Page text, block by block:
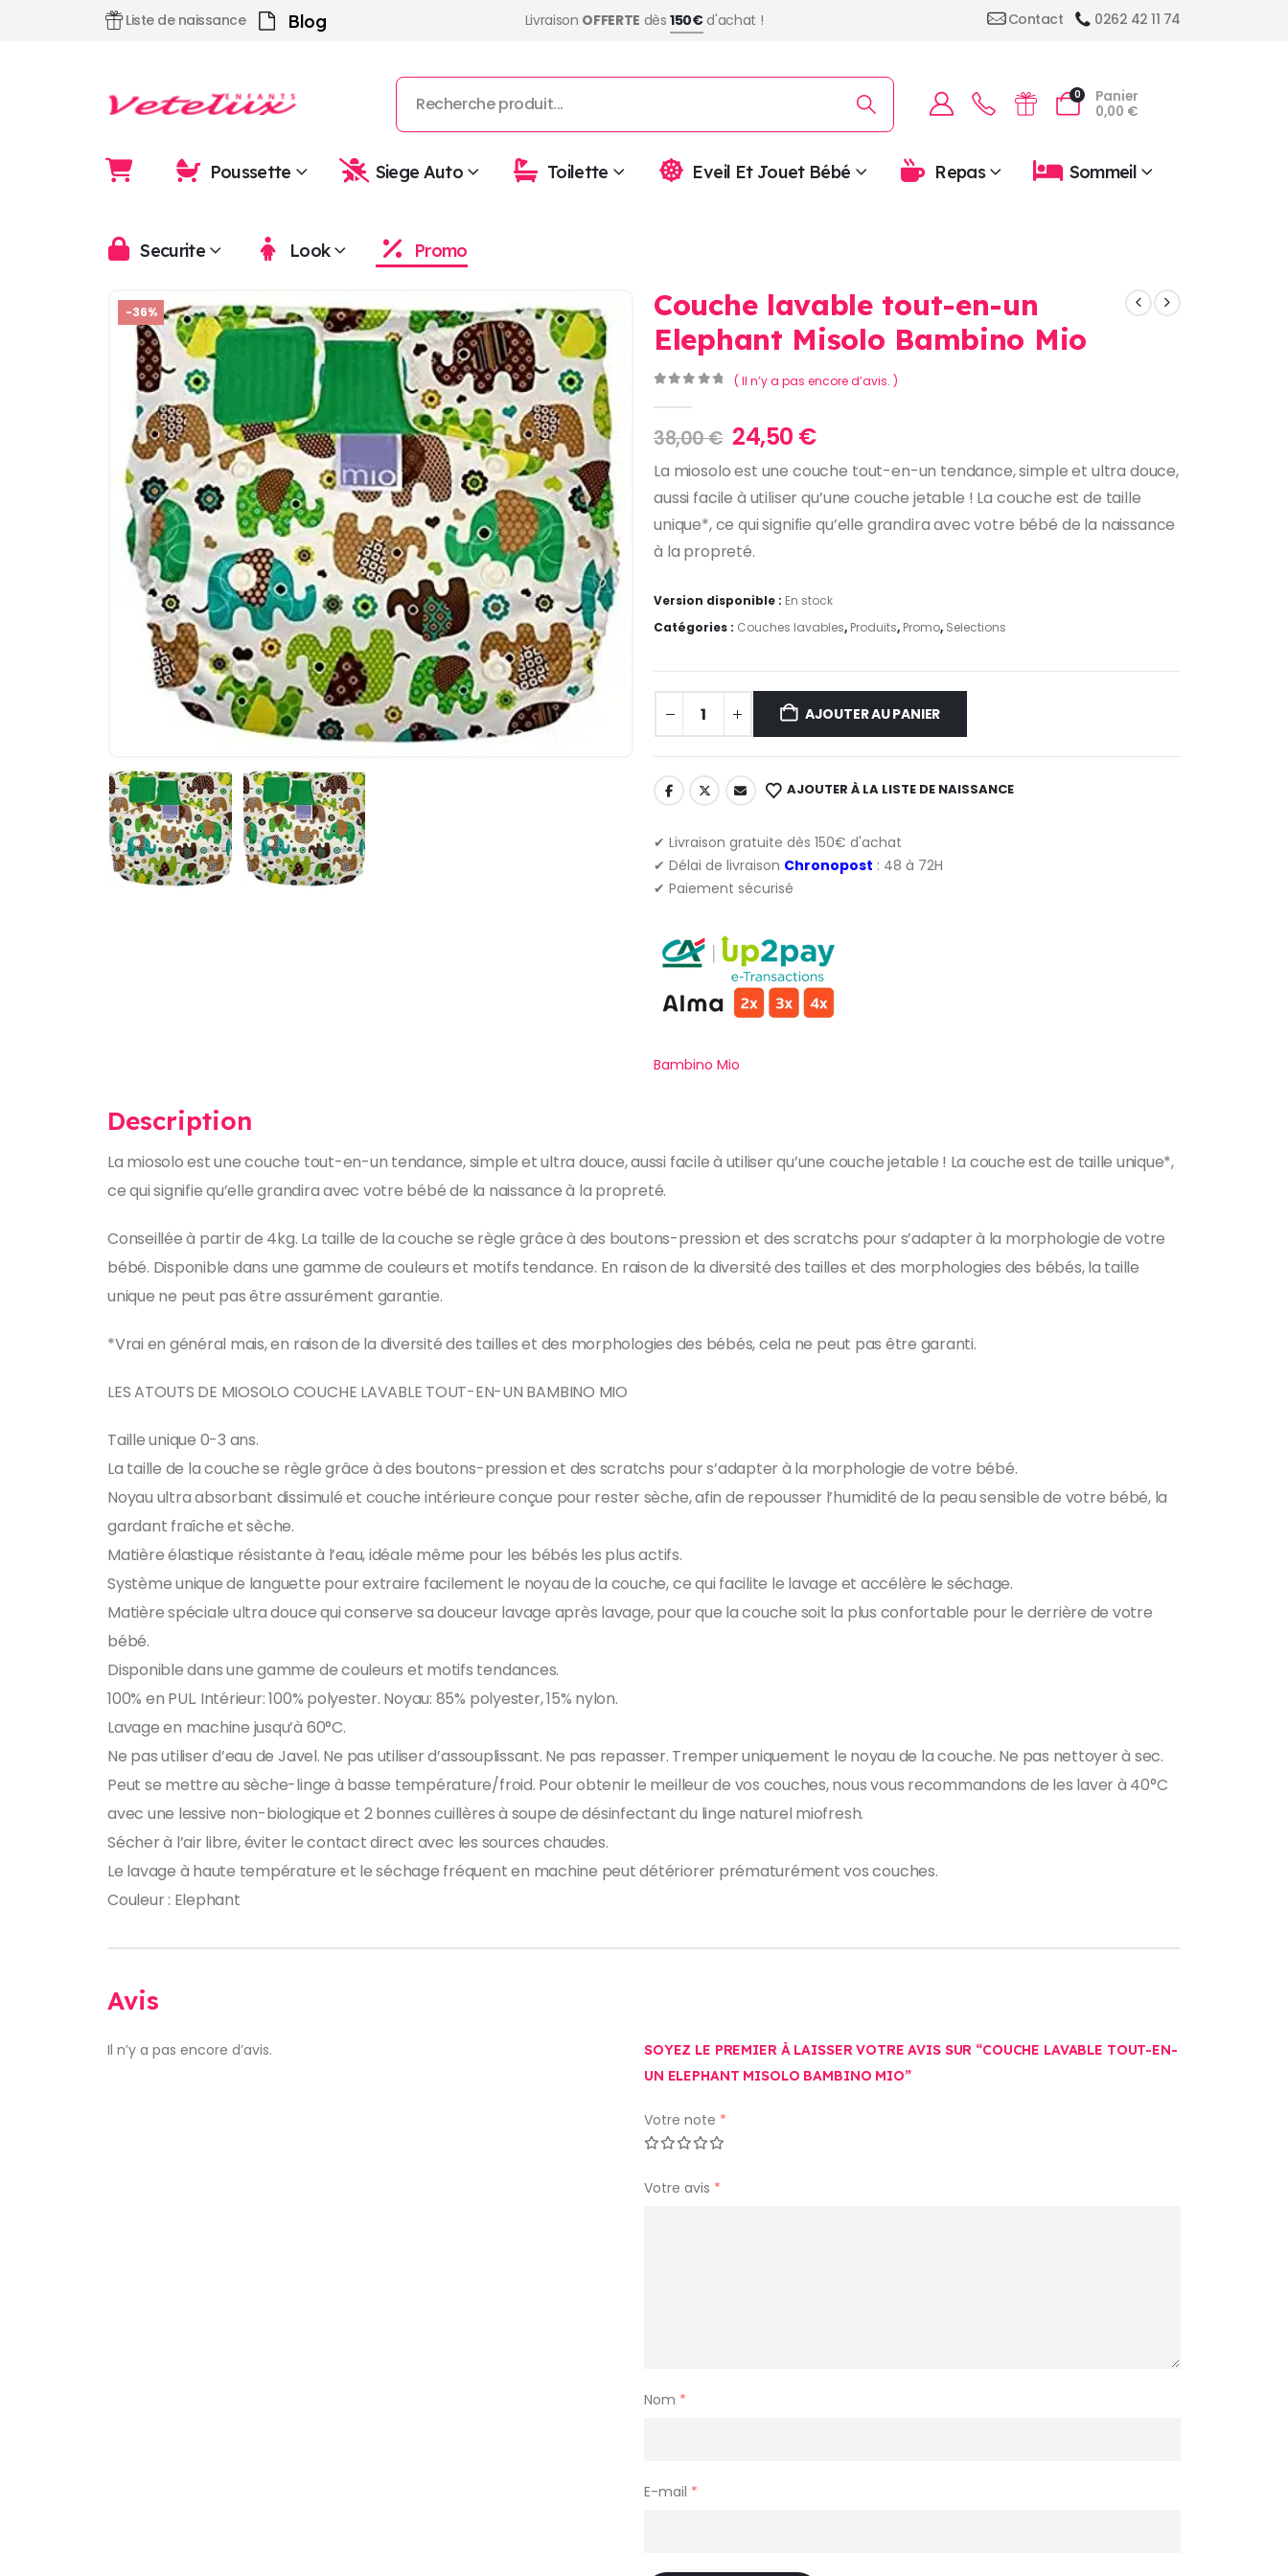
Liste de naissance Blog Livraison OFFERTE dès150€d'achat ! Contact 0262 42 11 74
0
Panier
0,00 €
Poussette Siege Auto Toilette Eveil Et Jouet Bébé Repas Sommeil
Securite Look Promo
-36%
Couche lavable tout-en-un
Elephant Misolo Bambino Mio
( Il n’y a pas encore d’avis. )
38,00€ Le
prix
initial
était :
38,00 €.
24,50 €Le
prix
actuel
est :
24,50 €.
La miosolo est une couche tout-en-un tendance, simple et ultra douce,
aussi facile à utiliser qu’une couche jetable ! La couche est de taille
unique*, ce qui signifie qu’elle grandira avec votre bébé de la naissance
à la propreté.
Version disponible : En stock
Catégories : Couches lavables, Produits, Promo, Selections
AJOUTER AU PANIER
AJOUTER À LA LISTE DE NAISSANCE
✔ Livraison gratuite dès 150€ d'achat
✔ Délai de livraison Chronopost : 48 à 72H
✔ Paiement sécurisé
Bambino Mio
Description
La miosolo est une couche tout-en-un tendance, simple et ultra douce, aussi facile à utiliser qu’une couche jetable ! La couche est de taille unique*,
ce qui signifie qu’elle grandira avec votre bébé de la naissance à la propreté.
Conseillée à partir de 4kg. La taille de la couche se règle grâce à des boutons-pression et des scratchs pour s’adapter à la morphologie de votre
bébé. Disponible dans une gamme de couleurs et motifs tendance. En raison de la diversité des tailles et des morphologies des bébés, la taille
unique ne peut pas être assurément garantie.
*Vrai en général mais, en raison de la diversité des tailles et des morphologies des bébés, cela ne peut pas être garanti.
LES ATOUTS DE MIOSOLO COUCHE LAVABLE TOUT-EN-UN BAMBINO MIO
Taille unique 0-3 ans.
La taille de la couche se règle grâce à des boutons-pression et des scratchs pour s’adapter à la morphologie de votre bébé.
Noyau ultra absorbant dissimulé et couche intérieure conçue pour rester sèche, afin de repousser l’humidité de la peau sensible de votre bébé, la
gardant fraîche et sèche.
Matière élastique résistante à l’eau, idéale même pour les bébés les plus actifs.
Système unique de languette pour extraire facilement le noyau de la couche, ce qui facilite le lavage et accélère le séchage.
Matière spéciale ultra douce qui conserve sa douceur lavage après lavage, pour que la couche soit la plus confortable pour le derrière de votre
bébé.
Disponible dans une gamme de couleurs et motifs tendances.
100% en PUL. Intérieur: 100% polyester. Noyau: 85% polyester, 15% nylon.
Lavage en machine jusqu’à 60°C.
Ne pas utiliser d’eau de Javel. Ne pas utiliser d’assouplissant. Ne pas repasser. Tremper uniquement le noyau de la couche. Ne pas nettoyer à sec.
Peut se mettre au sèche-linge à basse température/froid. Pour obtenir le meilleur de vos couches, nous vous recommandons de les laver à 40°C
avec une lessive non-biologique et 2 bonnes cuillères à soupe de désinfectant du linge naturel miofresh.
Sécher à l’air libre, éviter le contact direct avec les sources chaudes.
Le lavage à haute température et le séchage fréquent en machine peut détériorer prématurément vos couches.
Couleur : Elephant
Avis
Il n’y a pas encore d’avis.
SOYEZ LE PREMIER À LAISSER VOTRE AVIS SUR “COUCHE LAVABLE TOUT-EN-
UN ELEPHANT MISOLO BAMBINO MIO”
Votre note *
Votre avis *
Nom *
E-mail *